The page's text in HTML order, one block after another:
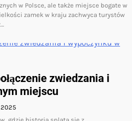
w Polsce, ale także miejsce bogate w
zamek w kraju zachwyca turystów
zwiedzania i
miejscu
2025